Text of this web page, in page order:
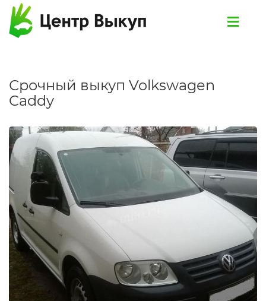
Срочный выкуп Volkswagen
Caddy